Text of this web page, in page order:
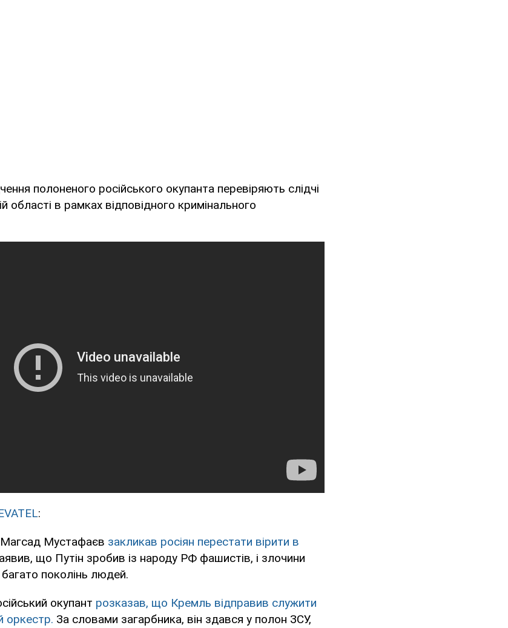
полоненого російського окупанта перевіряють слідчі
області в рамках відповідного кримінального
:
Мустафаєв закликав росіян перестати вірити в
що Путін зробив із народу РФ фашистів, і злочини
поколінь людей.
окупант розказав, що Кремль відправив служити
оркестр. За словами загарбника, він здався у полон ЗСУ,